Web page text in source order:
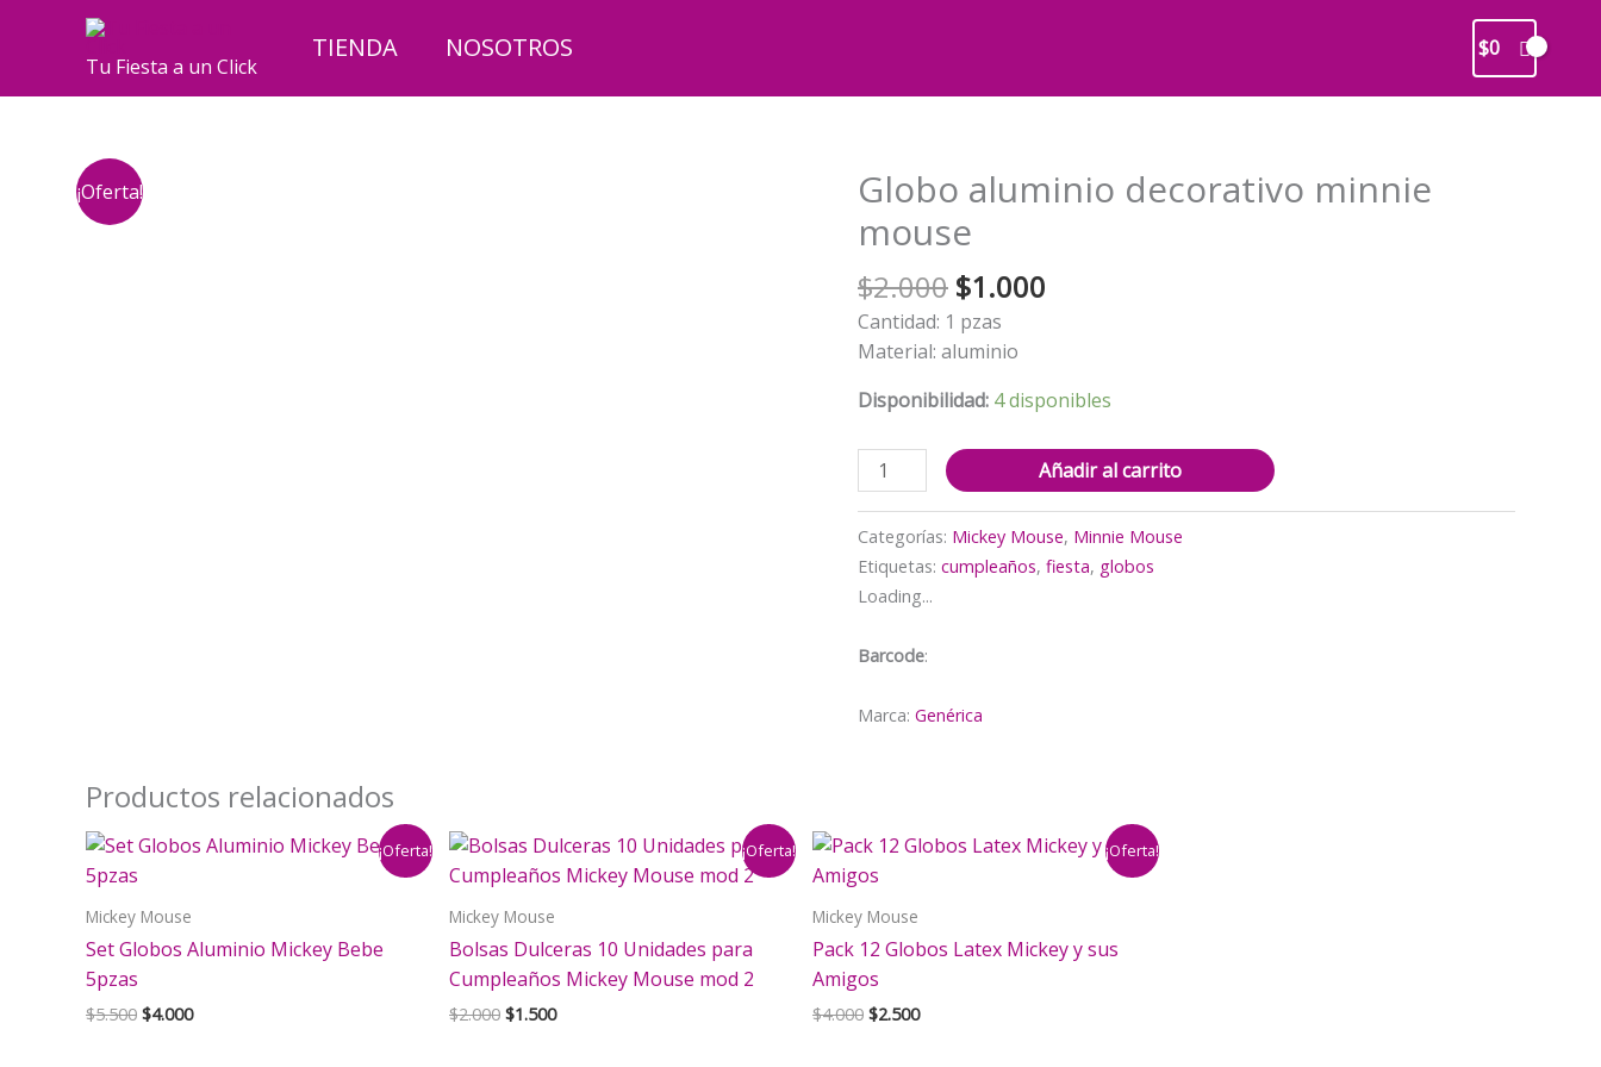
Tu Fiesta a un Click
TIENDA NOSOTROS $0
¡Oferta!
Globo aluminio decorativo minnie
mouse
$2.000 El
precio
original
$2.000.
$1.000
$1.000.
Cantidad: 1 pzas
Material: aluminio
Disponibilidad: 4 disponibles
Globo
aluminio
minnie
mouse
cantidad
Añadir al carrito
Categorías: Mickey Mouse, Minnie Mouse
Etiquetas: cumpleaños, fiesta, globos
Loading...
Barcode:
Marca: Genérica
Productos relacionados
¡Oferta!
Mickey Mouse
Set Globos Aluminio Mickey Bebe
5pzas
$5.500 El
$4.000El
¡Oferta!
Mickey Mouse
Bolsas Dulceras 10 Unidades para
Cumpleaños Mickey Mouse mod 2
$2.000 El
$1.500El
¡Oferta!
Mickey Mouse
Pack 12 Globos Latex Mickey y sus
Amigos
$4.000 El
$2.500El